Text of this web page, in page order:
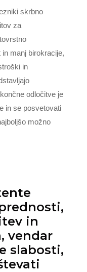
skrbno
za
manj birokracije,
in
odločitve je
in se posvetovati
možno
in
vendar
slabosti,